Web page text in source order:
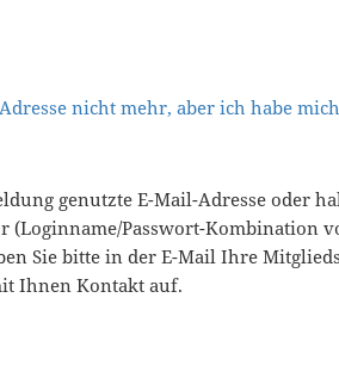
nicht mehr, aber ich habe
genutzte E-Mail-Adresse oder
Passwort-Kombination
Sie bitte in der E-Mail Ihre
Ihnen Kontakt auf.